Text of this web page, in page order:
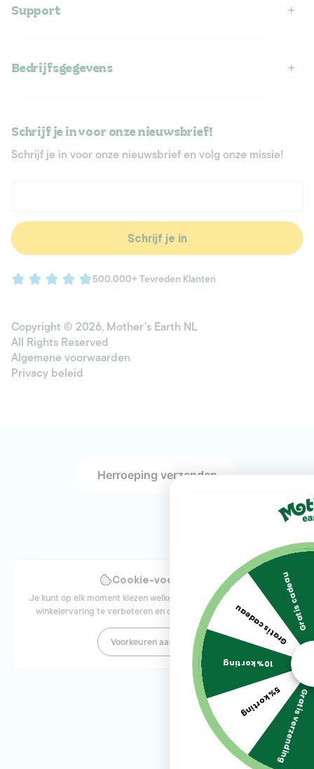
Support
Bedrijfsgegevens
Schrijf je in voor onze nieuwsbrief!
Schrijf je in voor onze nieuwsbrief en volg onze missie!
E‑mail
Schrijf je in
500.000+ Tevreden Klanten
Copyright © 2026,Mother's Earth NL
All Rights Reserved
Algemene voorwaarden
Privacy beleid
Herroeping verzenden
Cookie-voorkeuren
Je kunt op elk moment kiezen welke cookies we gebruiken om je
winkelervaring te verbeteren en onze website te analyseren.
Voorkeuren aanpassen
Gratis verzending
5% korting
10% korting
Gratis cadeauGratis cadeau